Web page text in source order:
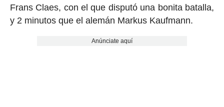
Frans Claes, con el que disputó una bonita batalla,
y 2 minutos que el alemán Markus Kaufmann.
Anúnciate aquí